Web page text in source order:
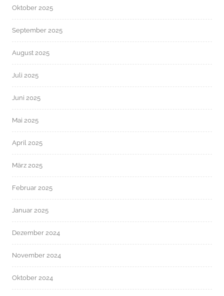
Oktober 2025
September 2025
August 2025
Juli 2025
Juni 2025
Mai 2025
April 2025
März 2025
Februar 2025
Januar 2025
Dezember 2024
November 2024
Oktober 2024